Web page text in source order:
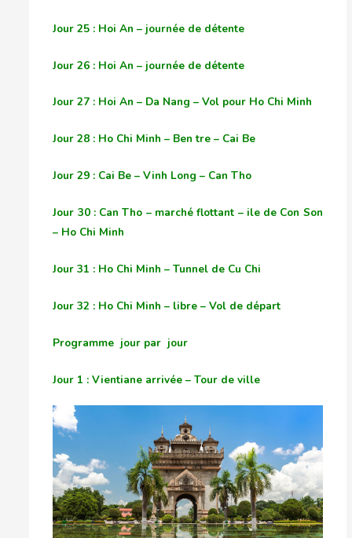
Jour 25 : Hoi An – journée de détente
Jour 26 : Hoi An – journée de détente
Jour 27 : Hoi An – Da Nang – Vol pour Ho Chi Minh
Jour 28 : Ho Chi Minh – Ben tre – Cai Be
Jour 29 : Cai Be – Vinh Long – Can Tho
Jour 30 : Can Tho – marché flottant – ile de Con Son
– Ho Chi Minh
Jour 31 : Ho Chi Minh – Tunnel de Cu Chi
Jour 32 : Ho Chi Minh – libre – Vol de départ
Programme jour par jour
Jour 1 : Vientiane arrivée – Tour de ville